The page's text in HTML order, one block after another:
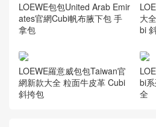
LOEWE包包United Arab Emir
ates官網Cubi帆布腋下包 手
拿包
大
bi
LOEWE羅意威包包Taiwan官
網新款大全 粒面牛皮革 Cubi
斜挎包
bi
全